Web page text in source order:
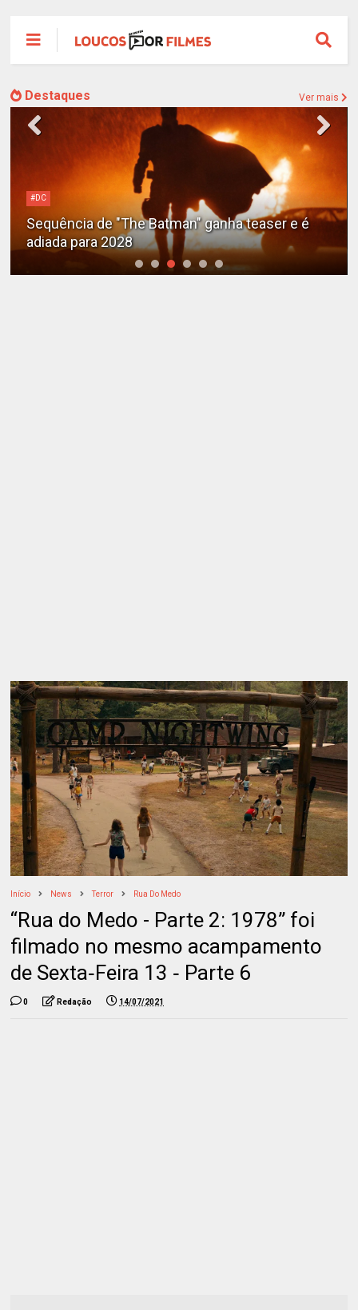
Destaques Ver mais
#DC
Sequência de "The Batman" ganha teaser e é
adiada para 2028
Início News Terror Rua Do Medo
“Rua do Medo - Parte 2: 1978” foi
filmado no mesmo acampamento
de Sexta‑Feira 13 ‑ Parte 6
0 Redação 14/07/2021